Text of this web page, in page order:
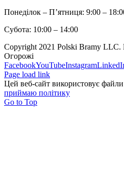
Понеділок – П’ятниця: 9:00 –
Субота: 10:00 – 14:00
Copyright 2021 Polski Bramy LLC.
Огорожі
FacebookYouTubeInstagram
Page load link
Цей веб-сайт використовує
приймаю політику
Go to Top